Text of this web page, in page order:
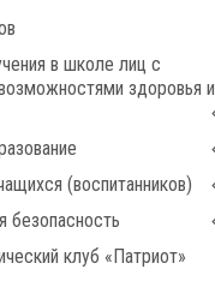
в школе лиц с
здоровья и
(воспитанников)
безопасность
клуб «Патриот»